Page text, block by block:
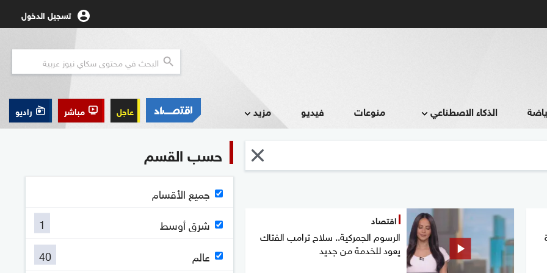
تسجيل الدخول
الذكاء الاصطناعي منوعات فيديو مزيد عاجل مباشر راديو
اقتصاد
الرسوم الجمركية.. سلاح ترامب الفتاك
يعود للخدمة من جديد
حسب القسم
جميع الأقسام
شرق أوسط
1
عالم
40